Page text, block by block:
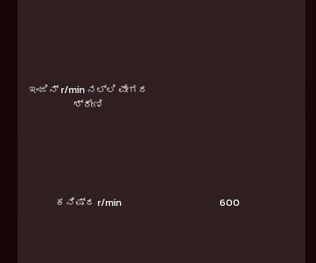
ಇಂಜಿನ್ r/min ನಲ್ಲಿ ವೇಗದ
ಶ್ರೇಣಿ
ಕನಿಷ್ಠ r/min 600